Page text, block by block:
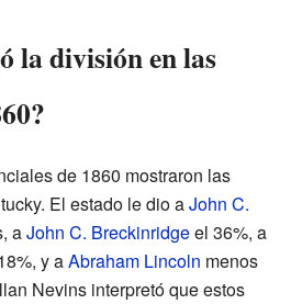
la división en las
de 1860 mostraron las
El estado le dio aJohn C.
aJohn C. Breckinridgeel 36%, a
y aAbraham Lincoln menos
Nevins interpretó que estos